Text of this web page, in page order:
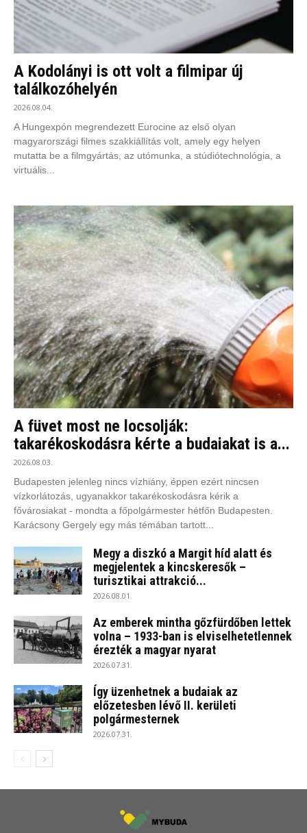
A Kodolányi is ott volt a filmipar új
találkozóhelyén
2026.08.04.
A Hungexpón megrendezett Eurocine az első olyan
magyarországi filmes szakkiállítás volt, amely egy helyen
mutatta be a filmgyártás, az utómunka, a stúdiótechnológia, a
virtuális...
A füvet most ne locsolják:
takarékoskodásra kérte a budaiakat is a...
2026.08.03.
Budapesten jelenleg nincs vízhiány, éppen ezért nincsen
vízkorlátozás, ugyanakkor takarékoskodásra kérik a
fővárosiakat - mondta a főpolgármester hétfőn Budapesten.
Karácsony Gergely egy más témában tartott...
Megy a diszkó a Margit híd alatt és
megjelentek a kincskeresők –
turisztikai attrakció...
2026.08.01.
Az emberek mintha gőzfürdőben lettek
volna – 1933-ban is elviselhetetlennek
érezték a magyar nyarat
2026.07.31.
Így üzenhetnek a budaiak az
előzetesben lévő II. kerületi
polgármesternek
2026.07.31.